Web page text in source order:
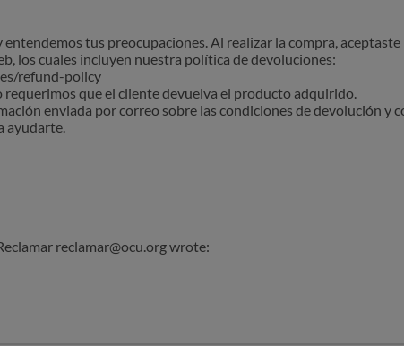
hacer la devolución de las prendas.
tus preocupaciones. Al realizar la compra,
los cuales incluyen nuestra política de devoluciones:
refund-policy
requerimos que el cliente devuelva el producto adquirido.
enviada por correo sobre las condiciones de devolución y
ayudarte.
reclamar@ocu.org wrote: